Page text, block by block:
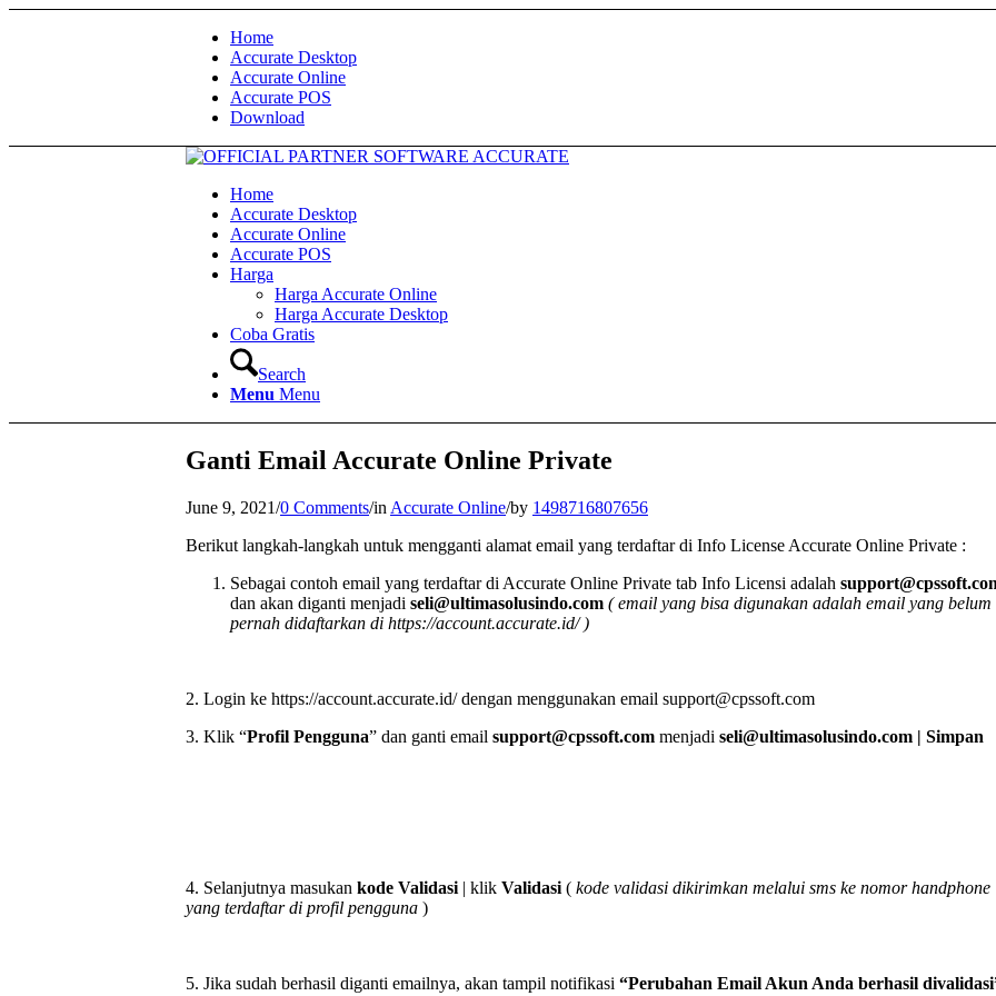
Home
Accurate Desktop
Accurate Online
Accurate POS
Download
Home
Accurate Desktop
Accurate Online
Accurate POS
Harga
Harga Accurate Online
Harga Accurate Desktop
Coba Gratis
Search
Menu Menu
Ganti Email Accurate Online Private
June 9, 2021/0 Comments/in Accurate Online/by 1498716807656
Berikut langkah-langkah untuk mengganti alamat email yang terdaftar di Info License Accurate Online Private :
Sebagai contoh email yang terdaftar di Accurate Online Private tab Info Licensi adalah
dan akan diganti menjadi seli@ultimasolusindo.com ( email yang bisa digunakan adalah email yang belum
pernah didaftarkan di https://account.accurate.id/ )
2. Login ke https://account.accurate.id/ dengan menggunakan email support@cpssoft.com
3. Klik “Profil Pengguna” dan ganti email support@cpssoft.com menjadi seli@ultimasolusindo.com | Simpan
4. Selanjutnya masukan kode Validasi | klik Validasi ( kode validasi dikirimkan melalui sms ke nomor handphone
yang terdaftar di profil pengguna )
5. Jika sudah berhasil diganti emailnya, akan tampil notifikasi “Perubahan Email Akun Anda berhasil